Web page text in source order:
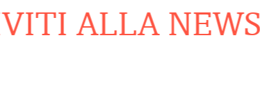
ALLA